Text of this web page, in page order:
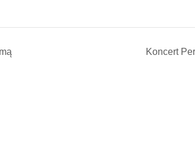
Koncert